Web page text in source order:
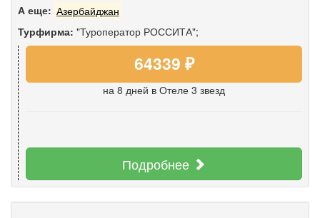
А еще: Азербайджан
Турфирма: "Туроператор РОССИТА";
64339 ₽
на 8 дней в Отеле 3 звезд
Подробнее